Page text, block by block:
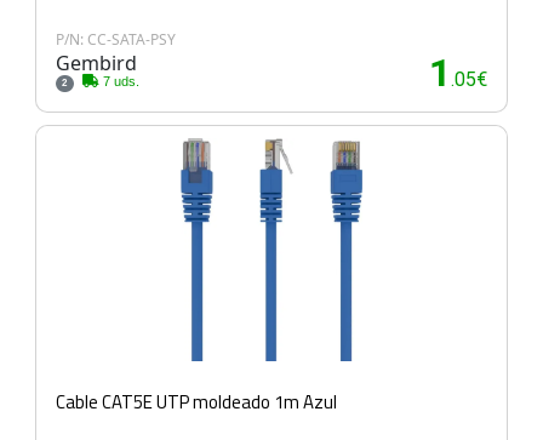
P/N: CC-SATA-PSY
Gembird
2 7 uds. 1 .05€
Cable CAT5E UTP moldeado 1m Azul